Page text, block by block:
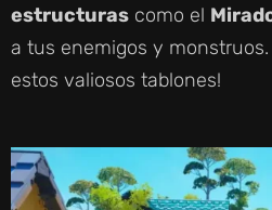
estructuras como el
a tus enemigos y
estos valiosos tablones!